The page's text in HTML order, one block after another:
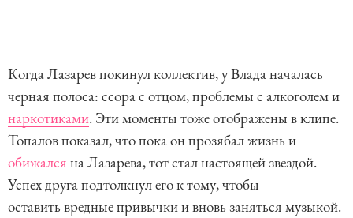
Когда Лазарев покинул коллектив, у Влада началась
черная полоса: ссора с отцом, проблемы с алкоголем и
наркотиками. Эти моменты тоже отображены в клипе.
Топалов показал, что пока он прозябал жизнь и
обижался на Лазарева, тот стал настоящей звездой.
Успех друга подтолкнул его к тому, чтобы
оставить вредные привычки и вновь заняться музыкой.